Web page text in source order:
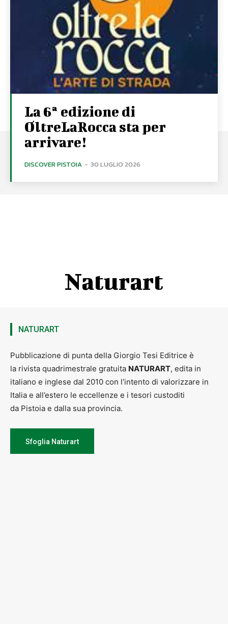
La 6ª edizione di
OltreLaRocca sta per
arrivare!
DISCOVER PISTOIA - 30 LUGLIO 2026
Naturart
NATURART
Pubblicazione di punta della Giorgio Tesi Editrice è
la rivista quadrimestrale gratuita NATURART, edita in
italiano e inglese dal 2010 con l’intento di valorizzare in
Italia e all’estero le eccellenze e i tesori custoditi
da Pistoia e dalla sua provincia.
Sfoglia Naturart